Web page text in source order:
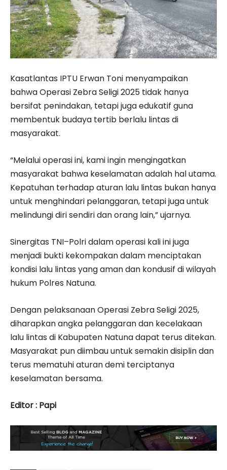
Kasatlantas IPTU Erwan Toni menyampaikan
bahwa Operasi Zebra Seligi 2025 tidak hanya
bersifat penindakan, tetapi juga edukatif guna
membentuk budaya tertib berlalu lintas di
masyarakat.
“Melalui operasi ini, kami ingin mengingatkan
masyarakat bahwa keselamatan adalah hal utama.
Kepatuhan terhadap aturan lalu lintas bukan hanya
untuk menghindari pelanggaran, tetapi juga untuk
melindungi diri sendiri dan orang lain,” ujarnya.
Sinergitas TNI–Polri dalam operasi kali ini juga
menjadi bukti kekompakan dalam menciptakan
kondisi lalu lintas yang aman dan kondusif di wilayah
hukum Polres Natuna.
Dengan pelaksanaan Operasi Zebra Seligi 2025,
diharapkan angka pelanggaran dan kecelakaan
lalu lintas di Kabupaten Natuna dapat terus ditekan.
Masyarakat pun diimbau untuk semakin disiplin dan
terus mematuhi aturan demi terciptanya
keselamatan bersama.
Editor : Papi